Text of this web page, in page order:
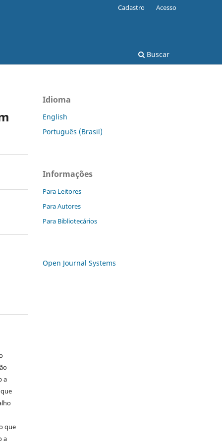
Buscar
Cadastro Acesso
a
que
a
Idioma
English
Português (Brasil)
Informações
Para Leitores
Para Autores
Para Bibliotecários
Open Journal Systems